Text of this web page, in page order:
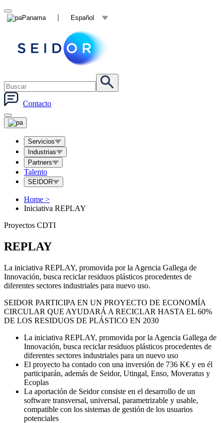
Panama Español
Contacto
Servicios
Industrias
Partners
Talento
SEIDOR
Home >
Iniciativa REPLAY
Proyectos CDTI
REPLAY
La iniciativa REPLAY, promovida por la Agencia Gallega de
Innovación, busca reciclar residuos plásticos procedentes de
diferentes sectores industriales para nuevo uso.
SEIDOR PARTICIPA EN UN PROYECTO DE ECONOMÍA
CIRCULAR QUE AYUDARÁ A RECICLAR HASTA EL 60%
DE LOS RESIDUOS DE PLÁSTICO EN 2030
La iniciativa REPLAY, promovida por la Agencia Gallega de
Innovación, busca reciclar residuos plásticos procedentes de
diferentes sectores industriales para un nuevo uso
El proyecto ha contado con una inversión de 736 K€ y en él
participarán, además de Seidor, Utingal, Enso, Moveratus y
Ecoplas
La aportación de Seidor consiste en el desarrollo de un
software transversal, universal, parametrizable y usable,
compatible con los sistemas de gestión de los usuarios
potenciales